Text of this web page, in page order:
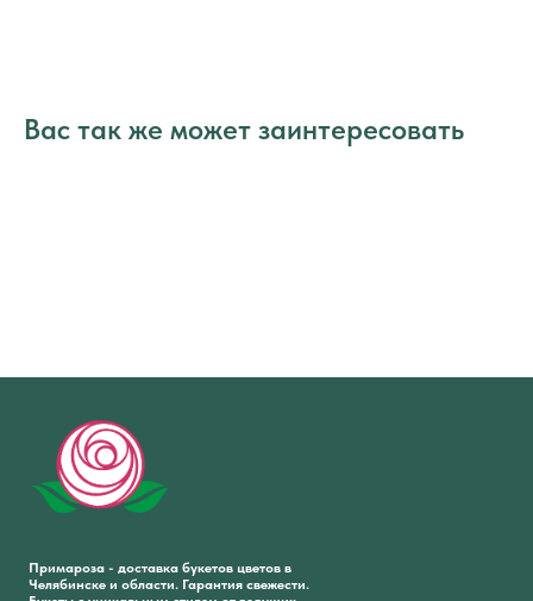
Вас так же может заинтересовать
Примароза - доставка букетов цветов в
Челябинске и области. Гарантия свежести.